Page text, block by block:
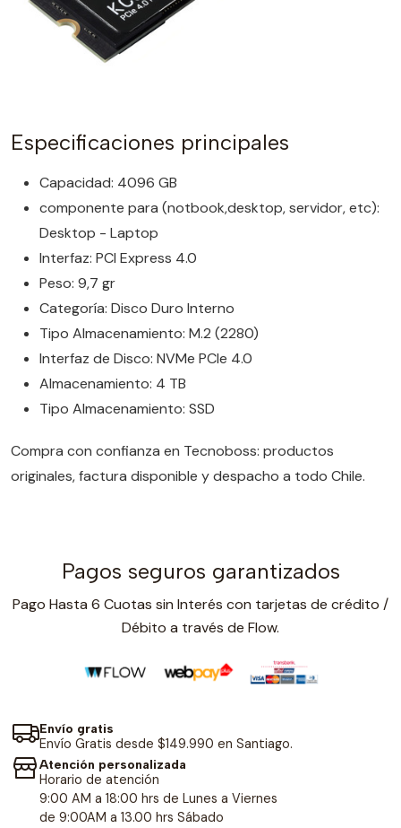
Especificaciones principales
Capacidad: 4096 GB
componente para (notbook,desktop, servidor, etc):
Desktop - Laptop
Interfaz: PCI Express 4.0
Peso: 9,7 gr
Categoría: Disco Duro Interno
Tipo Almacenamiento: M.2 (2280)
Interfaz de Disco: NVMe PCIe 4.0
Almacenamiento: 4 TB
Tipo Almacenamiento: SSD
Compra con confianza en Tecnoboss: productos
originales, factura disponible y despacho a todo Chile.
Pagos seguros garantizados
Pago Hasta 6 Cuotas sin Interés con tarjetas de crédito /
Débito a través de Flow.
Envío gratis
Envío Gratis desde $149.990 en Santiago.
Atención personalizada
Horario de atención
9:00 AM a 18:00 hrs de Lunes a Viernes
de 9:00AM a 13.00 hrs Sábado